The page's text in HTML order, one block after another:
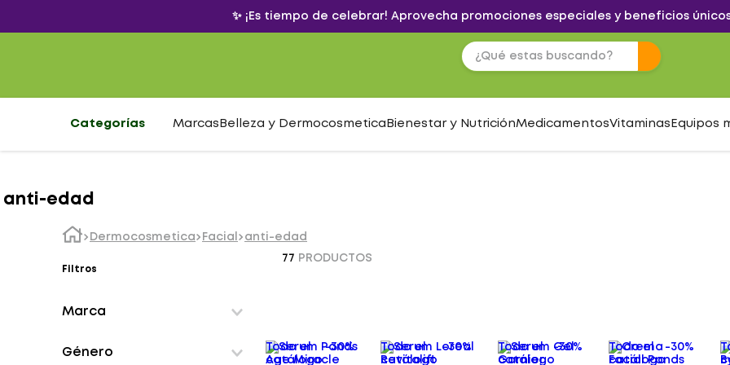
✨ ¡Es tiempo de celebrar! Aprovecha promociones especiales y beneficios
Categorías Marcas Belleza y Dermocosmetica Bienestar y NutriciónMedicamentosVitaminas Equipos
anti-edad
Dermocosmetica Facial anti-edad
Filtros
Marca
Arcanha
Género
77 PRODUCTOS
-30%
Todo el
catálogo
-30%
Todo el
catálogo
-30%
Todo el
catálogo
-30%
Todo el
catálogo